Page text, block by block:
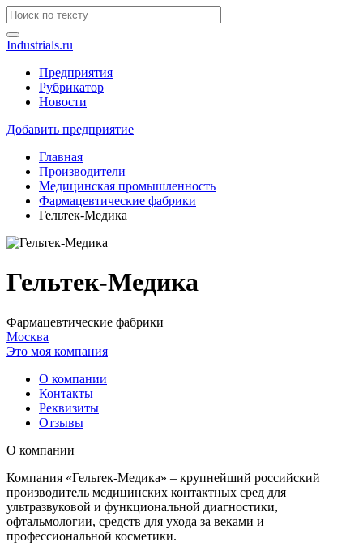
Industrials.ru
Предприятия
Рубрикатор
Новости
Добавить предприятие
Главная
Производители
Медицинская промышленность
Фармацевтические фабрики
Гельтек-Медика
Гельтек-Медика
Фармацевтические фабрики
Москва
Это моя компания
О компании
Контакты
Реквизиты
Отзывы
О компании
Компания «Гельтек-Медика» – крупнейший российский
производитель медицинских контактных сред для
ультразвуковой и функциональной диагностики,
офтальмологии, средств для ухода за веками и
профессиональной косметики.